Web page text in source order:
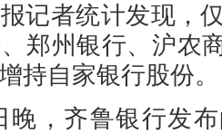
者统计发现，仅
郑州银行、沪农
持自家银行股份。
，齐鲁银行发布